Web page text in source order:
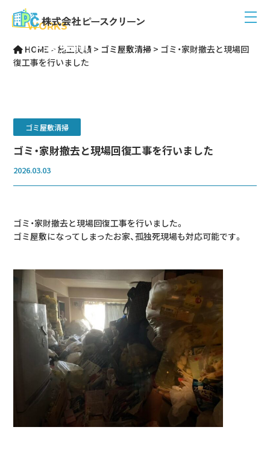
WORKS
作業実績
HOME >施工実績 > ゴミ屋敷清掃 > ゴミ・家財撤去と現場回
復工事を行いました
ゴミ屋敷清掃
ゴミ・家財撤去と現場回復工事を行いました
2026.03.03
ゴミ・家財撤去と現場回復工事を行いました。
ゴミ屋敷になってしまったお家、孤独死現場も対応可能です。